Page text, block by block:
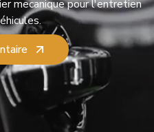
mecanique pour l'entretien